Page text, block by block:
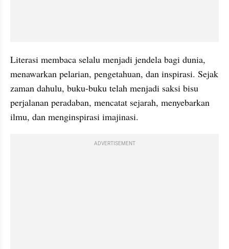
Literasi membaca selalu menjadi jendela bagi dunia,
menawarkan pelarian, pengetahuan, dan inspirasi. Sejak
zaman dahulu, buku-buku telah menjadi saksi bisu
perjalanan peradaban, mencatat sejarah, menyebarkan
ilmu, dan menginspirasi imajinasi.
ADVERTISEMENT